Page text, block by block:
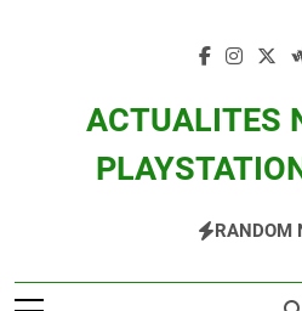
ACTUALITES
Zelda, Splatoon,RANDOM